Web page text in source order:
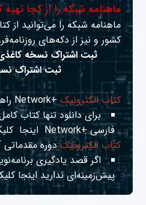
ماهنامه شبکه را از کجا تهیه
ماهنامه شبکه را می‌توانید از
کشور و نیز از دکه‌های
ثبت اشتراک نسخه
ثبت اشتراک
کتاب الکترونیک+Network راهنمای شبکه‌ها
برای دانلود تنها کتاب
فارسی +Network
اینجا
کتاب الکترونیکدوره مقدماتی
اگر قصد یادگیری
پیش‌زمینه‌ای نداریداینجا